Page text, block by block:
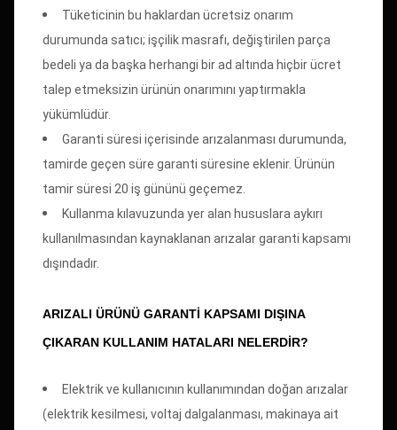
Tüketicinin bu haklardan ücretsiz onarım
durumunda satıcı; işçilik masrafı, değiştirilen parça
bedeli ya da başka herhangi bir ad altında hiçbir ücret
talep etmeksizin ürünün onarımını yaptırmakla
yükümlüdür.
Garanti süresi içerisinde arızalanması durumunda,
tamirde geçen süre garanti süresine eklenir. Ürünün
tamir süresi 20 iş gününü geçemez.
Kullanma kılavuzunda yer alan hususlara aykırı
kullanılmasından kaynaklanan arızalar garanti kapsamı
dışındadır.
ARIZALI ÜRÜNÜ GARANTI KAPSAMI DIŞINA
ÇIKARAN KULLANIM HATALARI NELERDIR?
Elektrik ve kullanıcının kullanımından doğan arızalar
(elektrik kesilmesi, voltaj dalgalanması, makinaya ait